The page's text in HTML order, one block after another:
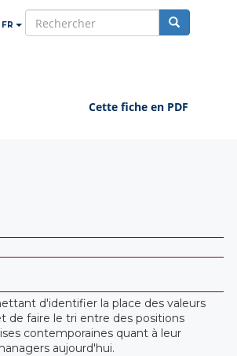
FR
Cette fiche en PDF
d'identifier la place des valeurs
de faire le tri entre des positions
contemporaines quant à leur
aujourd'hui.